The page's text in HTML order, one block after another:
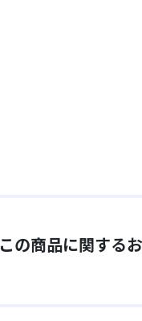
この商品に関する